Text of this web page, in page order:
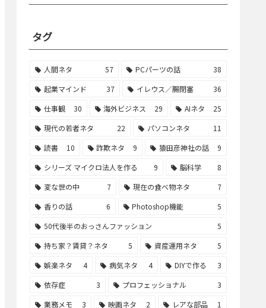
タグ
人間ネタ 57 PCパーツの話
38
起業マインド
37 イレウス／腸閉塞
36
仕事観
30 海外ビジネス 29 AIネタ
25
現代の若者ネタ
22 パソコンネタ
11
読書
10 詐欺ネタ 9 猿田彦神社の話
9
シリーズ マイクロ法人を作る
9 脳科学
8
変な世の中
7 現在の食べ物ネタ
7
香りの話
6 Photoshop機能
5
50代後半のおっさんファッション
5
持ち家？賃貸？ネタ
5 資産運用ネタ
5
娯楽ネタ
4 病気ネタ 4 DIYで作る
3
依存症
3 プロフェッショナル
3
業務メモ
3 映画ネタ 2 レアな部品
1